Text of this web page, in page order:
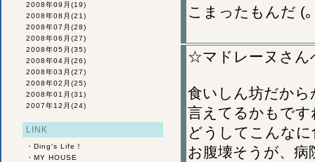
2008年09月 (19)
2008年08月 (21)
2008年07月 (28)
2008年06月 (27)
2008年05月 (35)
2008年04月 (26)
2008年03月 (27)
2008年02月 (25)
2008年01月 (31)
2007年12月 (24)
LINK
・ Ding's Life！
・ MY HOUSE
こまったもんだ (｡
☆マドレーヌさん
食いしん坊だから
言えてるかもです
どうしてこんな
お腹壊そうが、